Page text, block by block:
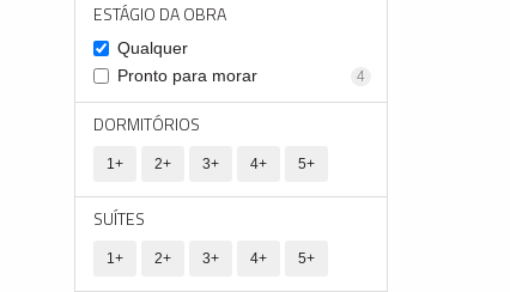
ESTÁGIO DA OBRA
Qualquer
Pronto para morar
4
DORMITÓRIOS
1+ 2+ 3+ 4+ 5+
SUÍTES
1+ 2+ 3+ 4+ 5+